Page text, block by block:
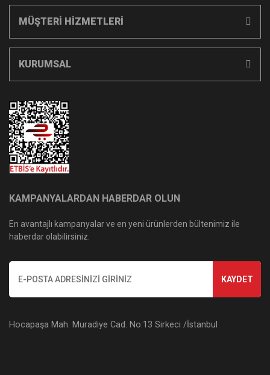
MÜŞTERİ HİZMETLERİ
KURUMSAL
KAMPANYALARDAN HABERDAR OLUN
En avantajlı kampanyalar ve en yeni ürünlerden bültenimiz ile
haberdar olabilirsiniz.
KAYDET
Hocapaşa Mah. Muradiye Cad. No:13 Sirkeci /İstanbul